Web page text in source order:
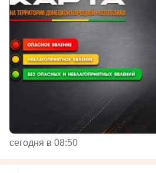
сегодня в 08:50